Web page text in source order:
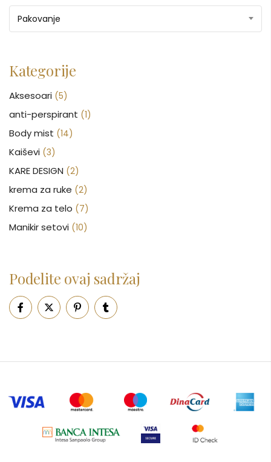
Pakovanje
Kategorije
Aksesoari (5)
anti-perspirant (1)
Body mist (14)
Kaiševi (3)
KARE DESIGN (2)
krema za ruke (2)
Krema za telo (7)
Manikir setovi (10)
Nega lica (88)
Nega tela (93)
Neseseri (15)
Ogledalo (6)
Pepe Jeans Ranac
Putni program (49)
Podelite ovaj sadržaj